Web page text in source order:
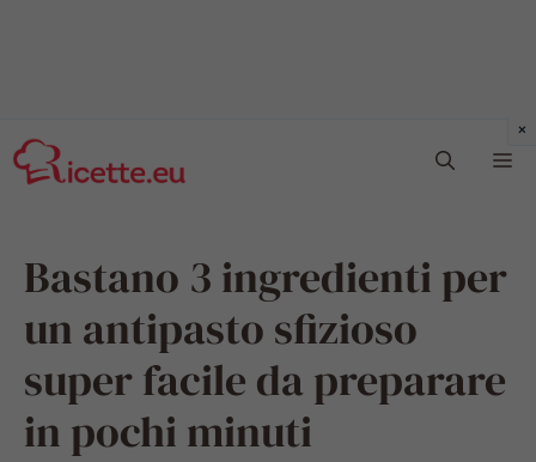
al
contenuto
Bastano 3 ingredienti per
un antipasto sfizioso
super facile da preparare
in pochi minuti